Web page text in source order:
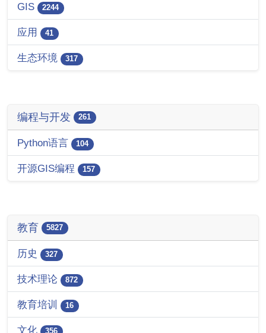
GIS 2244
应用 41
生态环境 317
编程与开发 261
Python语言 104
开源GIS编程 157
教育 5827
历史 327
技术理论 872
教育培训 16
文化 356